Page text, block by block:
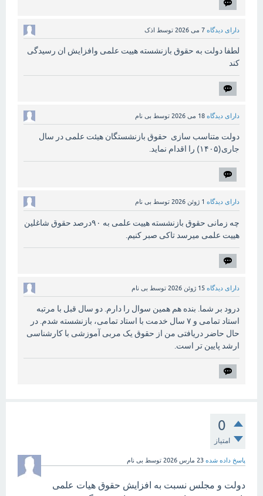
دارای دیدگاه 7 می 2026 توسط اذک
لطفا دولت به حقوق بازنشسته هییت علمی وافزایش ان رسیدگی
کند
دارای دیدگاه 18 می 2026 توسط بی نام
دولت متناسب سازی حقوق بازنشستگان هیئت علمی در سال
جاری(۱۴۰۵) را اقدام نماید.
دارای دیدگاه 1 ژوئن 2026 توسط بی نام
چه زمانی حقوق بازنشسته هییت علمی به ۹۰درصد حقوق شاغلین
هییت علمی میرسد تاکی صبر کنیم.
دارای دیدگاه 15 ژوئن 2026 توسط بی نام
درود بر شما. بنده هم همین سوال را دارم. دو سال قبل با مرتبه
استاد تمامی و ۷ سال خدمت با استاد تمامی، بازنشسته شدم. در
حال حاضر دریافتی من از حقوق یک مربی آموزشی با کارشناسی
ارشد پایین تر است.
0
امتیاز
پاسخ داده شده 23 مارس 2026 توسط بی نام
دولت و مجلس نسبت به افزایش حقوق هیات علمی